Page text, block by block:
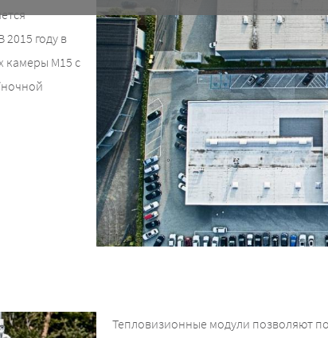
году в
камеры M15 с
Тепловизионные модули позволяют